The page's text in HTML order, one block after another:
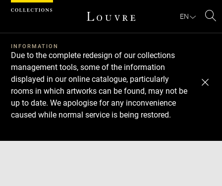
EN
INFORMATION
Due to the complete redesign of our collections
management tools, some of the information
displayed in our online catalogue, particularly
rooms in which artworks can be found, may not be
up to date. We apologise for any inconvenience
caused while normal service is being restored.
Download
Next
Previous
Cookies management panel